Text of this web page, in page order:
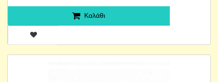
Καλάθι